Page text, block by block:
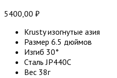
5400,00 ₽
Krusty изогнутые азия
Размер 6.5 дюймов
Изгиб 30°
Сталь JP440C
Вес 38г